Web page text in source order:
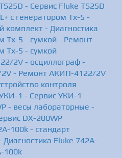
- Сервис Fluke TS25D
с генератором Tх-5 -
комплект - Диагностика
Tх-5 - сумкой - Ремонт
Tх-5 - сумкой
2V - осциллограф -
- Ремонт АКИП-4122/2V
контроля
1 - Сервис УКИ-1
- весы лабораторные -
DX-200WP
100k - стандарт
Fluke 742A-
100k